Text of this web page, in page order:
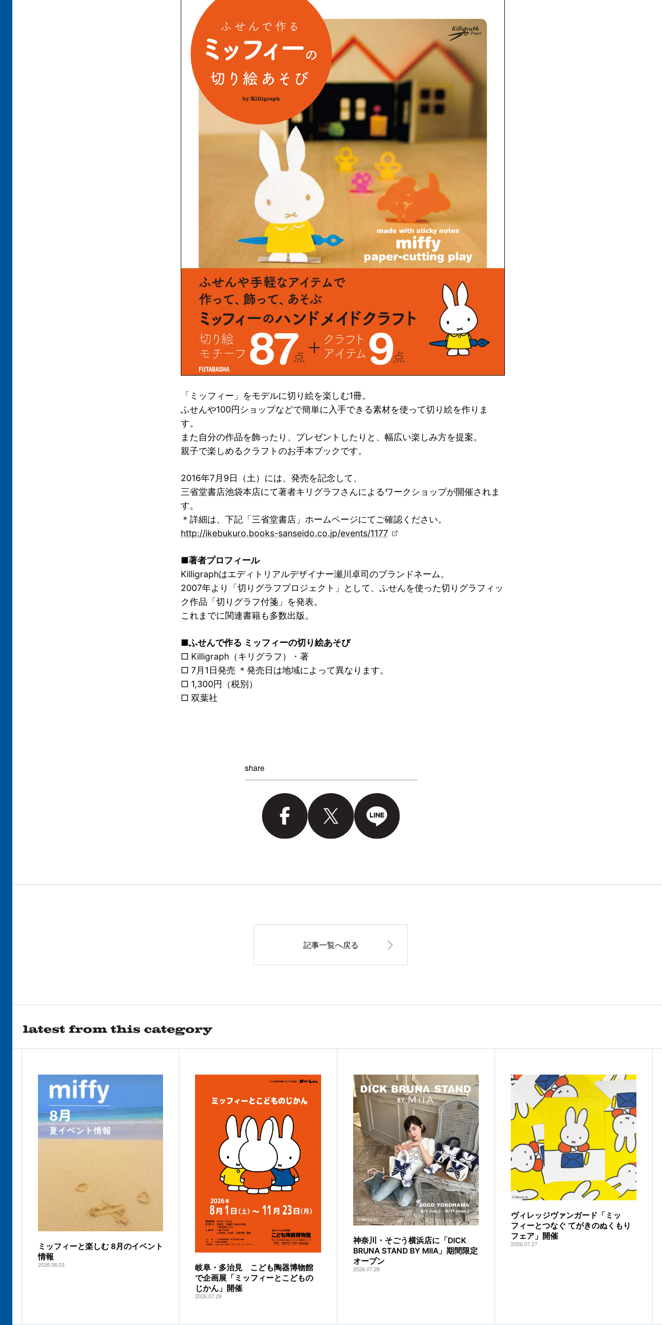
「ミッフィー」をモデルに切り絵を楽しむ1冊。
ふせんや100円ショップなどで簡単に入手できる素材を使って切り絵を作りま
す。
また自分の作品を飾ったり、プレゼントしたりと、幅広い楽しみ方を提案。
親子で楽しめるクラフトのお手本ブックです。
2016年7月9日（土）には、発売を記念して、
三省堂書店池袋本店にて著者キリグラフさんによるワークショップが開催されま
す。
＊詳細は、下記「三省堂書店」ホームページにてご確認ください。
http://ikebukuro.books-sanseido.co.jp/events/1177
■著者プロフィール
Killigraphはエディトリアルデザイナー瀬川卓司のブランドネーム。
2007年より「切りグラフプロジェクト」として、ふせんを使った切りグラフィッ
ク作品「切りグラフ付箋」を発表。
これまでに関連書籍も多数出版。
■ふせんで作る ミッフィーの切り絵あそび
□ Killigraph（キリグラフ）・著
□ 7月1日発売 ＊ 発売日は地域によって異なります。
□ 1,300円（税別）
□ 双葉社
share
記事一覧へ戻る
ミッフィーと楽しむ 8月のイベント
情報
2026.08.03
岐阜・多治見 こども陶器博物館
で企画展「ミッフィーとこどもの
じかん」開催
2026.07.29
神奈川・そごう横浜店に「DICK
BRUNA STAND BY MIIA」期間限定
オープン
2026.07.28
ヴィレッジヴァンガード「ミッ
フィーとつなぐ てがきのぬくもり
フェア」開催
2026.07.27